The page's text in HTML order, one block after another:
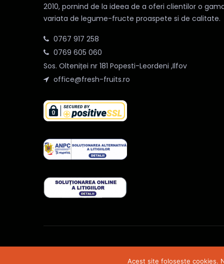
2010, pornind de la ideea de a oferi clientilor o
variata de legume-fructe proaspete si de calitate.
0767 917 258
0769 605 060
Sos. Olteniței nr 181 Popesti-Leordeni ,Ilfov
office@fresh-fruits.ro
Acest site foloseste cookies.